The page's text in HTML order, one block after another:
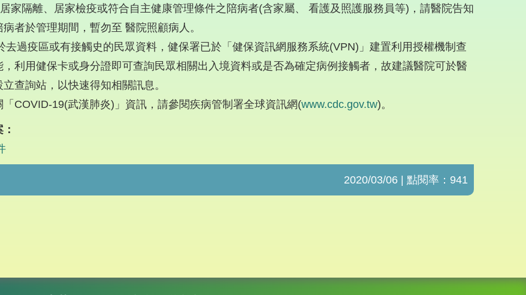
家隔離、居家檢疫或符合自主健康管理條件之陪病者(含家屬、 看護及照護服務員等)，請醫院告知
病者於管理期間，暫勿至 醫院照顧病人。
疫區或有接觸史的民眾資料，健保署已於「健保資訊網服務系統(VPN)」建置利用授權機制查
，利用健保卡或身分證即可查詢民眾相關出入境資料或是否為確定病例接觸者，故建議醫院可於醫
立查詢站，以快速得知相關訊息。
「COVID-19(武漢肺炎)」資訊，請參閱疾病管制署全球資訊網(www.cdc.gov.tw)。
2020/03/06 | 點閱率：941